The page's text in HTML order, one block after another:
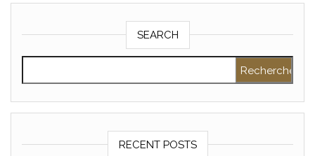
SEARCH
RECENT POSTS